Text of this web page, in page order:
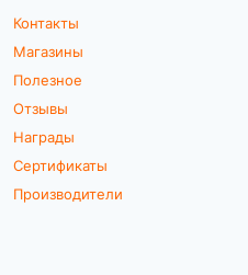
Контакты
Магазины
Полезное
Отзывы
Награды
Сертификаты
Производители